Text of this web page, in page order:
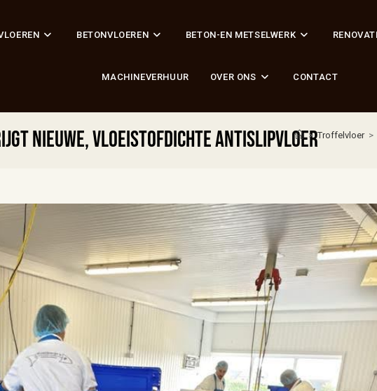
BETONVLOEREN BETON-EN METSELWERK
MACHINEVERHUUR OVER ONS CONTACT
nieuwe, vloeistofdichte antislipvloer
> Troffelvloer >